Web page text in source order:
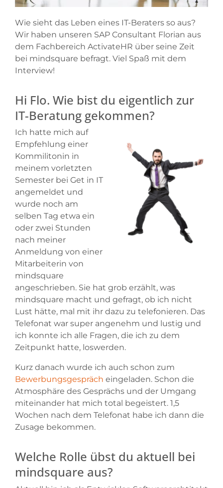
Wie sieht das Leben eines IT-Beraters so aus?
Wir haben unseren SAP Consultant Florian aus
dem Fachbereich ActivateHR über seine Zeit
bei mindsquare befragt. Viel Spaß mit dem
Interview!
Hi Flo. Wie bist du eigentlich zur
IT-Beratung gekommen?
Ich hatte mich auf
Empfehlung einer
Kommilitonin in
meinem vorletzten
Semester bei Get in IT
angemeldet und
wurde noch am
selben Tag etwa ein
oder zwei Stunden
nach meiner
Anmeldung von einer
Mitarbeiterin von
mindsquare
angeschrieben. Sie hat grob erzählt, was
mindsquare macht und gefragt, ob ich nicht
Lust hätte, mal mit ihr dazu zu telefonieren. Das
Telefonat war super angenehm und lustig und
ich konnte ich alle Fragen, die ich zu dem
Zeitpunkt hatte, loswerden.
Kurz danach wurde ich auch schon zum
Bewerbungsgespräch eingeladen. Schon die
Atmosphäre des Gesprächs und der Umgang
miteinander hat mich total begeistert. 1,5
Wochen nach dem Telefonat habe ich dann die
Zusage bekommen.
Welche Rolle übst du aktuell bei
mindsquare aus?